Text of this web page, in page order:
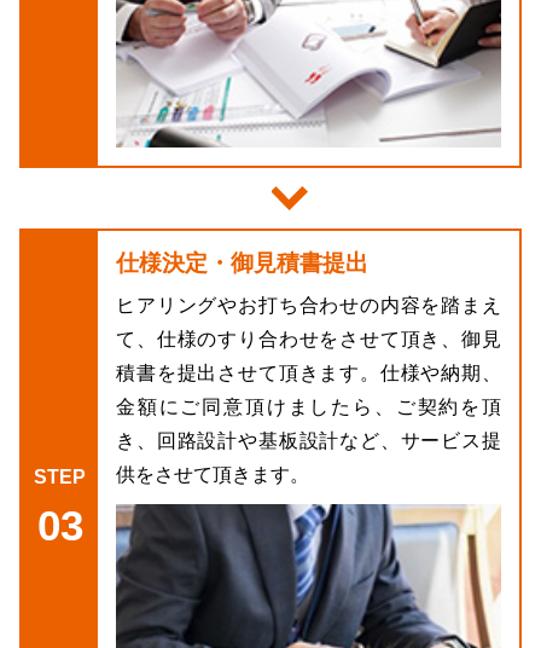
03
仕様決定・御見積書提出
ヒアリングやお打ち合わせの内容を踏まえ
て、仕様のすり合わせをさせて頂き、御見
積書を提出させて頂きます。仕様や納期、
金額にご同意頂けましたら、ご契約を頂
き、回路設計や基板設計など、サービス提
供をさせて頂きます。